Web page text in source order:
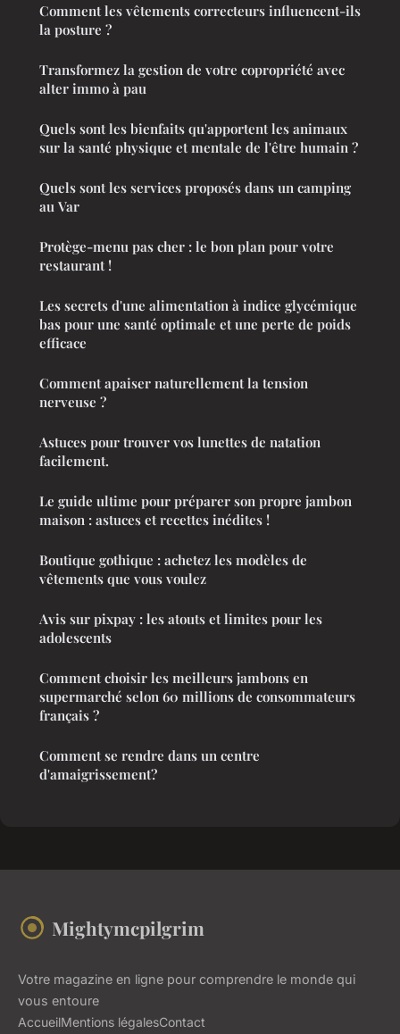
Comment les vêtements correcteurs influencent-ils
la posture ?
Transformez la gestion de votre copropriété avec
alter immo à pau
Quels sont les bienfaits qu'apportent les animaux
sur la santé physique et mentale de l'être humain ?
Quels sont les services proposés dans un camping
au Var
Protège-menu pas cher : le bon plan pour votre
restaurant !
Les secrets d'une alimentation à indice glycémique
bas pour une santé optimale et une perte de poids
efficace
Comment apaiser naturellement la tension
nerveuse ?
Astuces pour trouver vos lunettes de natation
facilement.
Le guide ultime pour préparer son propre jambon
maison : astuces et recettes inédites !
Boutique gothique : achetez les modèles de
vêtements que vous voulez
Avis sur pixpay : les atouts et limites pour les
adolescents
Comment choisir les meilleurs jambons en
supermarché selon 60 millions de consommateurs
français ?
Comment se rendre dans un centre
d'amaigrissement?
Mightymcpilgrim
Votre magazine en ligne pour comprendre le monde qui
vous entoure
AccueilMentions légalesContact